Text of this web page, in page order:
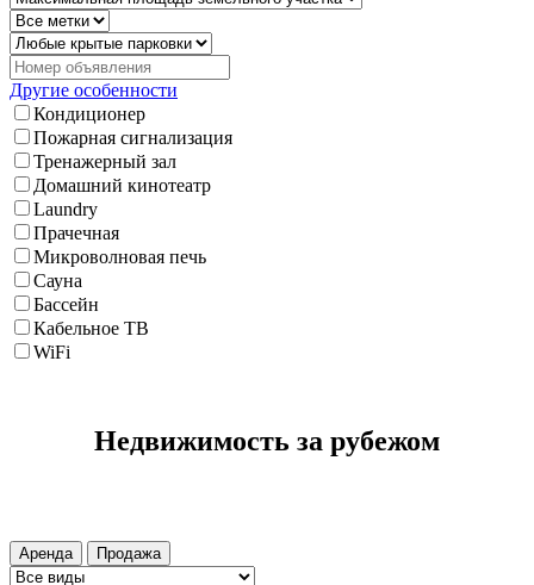
Другие особенности
Кондиционер
Пожарная сигнализация
Тренажерный зал
Домашний кинотеатр
Laundry
Прачечная
Микроволновая печь
Сауна
Бассейн
Кабельное ТВ
WiFi
Недвижимость за рубежом
Аренда Продажа